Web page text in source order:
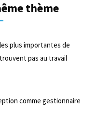
thème
plus importantes de
pas au travail
comme gestionnaire